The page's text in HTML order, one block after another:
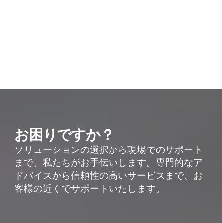
お困りですか？
ソリューションの選択から現場でのサポート
まで、私たちがお手伝いします。専門的なア
ドバイスから信頼性の高いサービスまで、お
客様の近くでサポートいたします。